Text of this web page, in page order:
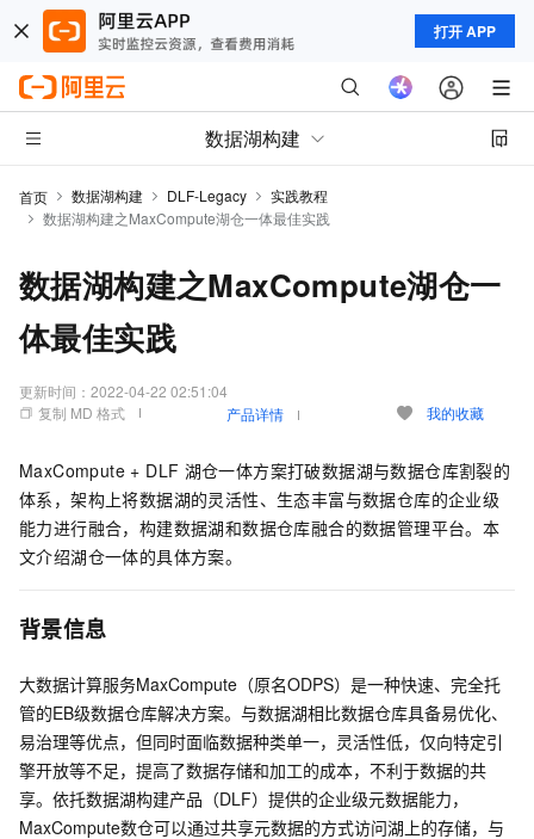
打开 APP
数据湖构建
首页 数据湖构建 DLF-Legacy
实践教程
数据湖构建之MaxCompute湖仓一体最佳实践
数据湖构建之MaxCompute湖仓一
体最佳实践
更新时间： 2022-04-22 02:51:04
复制 MD 格式
产品详情 我的收藏
MaxCompute + DLF 湖仓一体方案打破数据湖与数据仓库割裂的
体系，架构上将数据湖的灵活性、生态丰富与数据仓库的企业级
能力进行融合，构建数据湖和数据仓库融合的数据管理平台。本
文介绍湖仓一体的具体方案。
背景信息
大数据计算服务MaxCompute（原名ODPS）是一种快速、完全托
管的EB级数据仓库解决方案。与数据湖相比数据仓库具备易优化、
易治理等优点，但同时面临数据种类单一，灵活性低，仅向特定引
擎开放等不足，提高了数据存储和加工的成本，不利于数据的共
享。依托数据湖构建产品（DLF）提供的企业级元数据能力，
MaxCompute数仓可以通过共享元数据的方式访问湖上的存储，与